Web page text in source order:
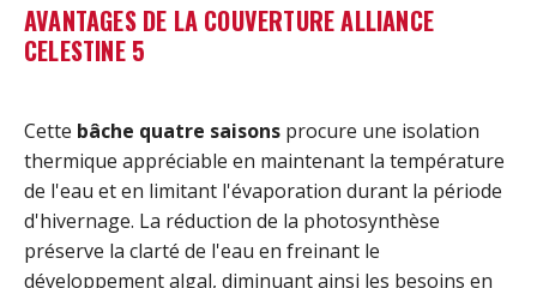
AVANTAGES DE LA COUVERTURE ALLIANCE
CELESTINE 5
Cette bâche quatre saisons procure une isolation
thermique appréciable en maintenant la température
de l'eau et en limitant l'évaporation durant la période
d'hivernage. La réduction de la photosynthèse
préserve la clarté de l'eau en freinant le
développement algal, diminuant ainsi les besoins en